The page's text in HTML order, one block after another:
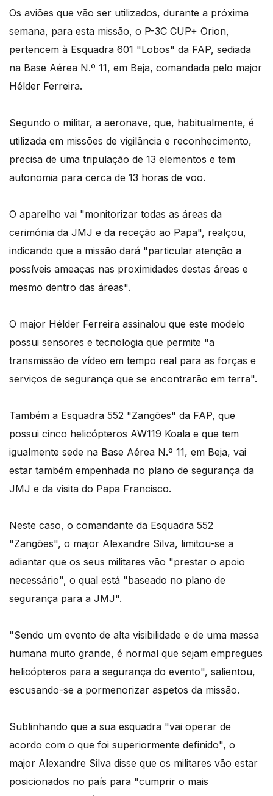
Os aviões que vão ser utilizados, durante a próxima
semana, para esta missão, o P-3C CUP+ Orion,
pertencem à Esquadra 601 "Lobos" da FAP, sediada
na Base Aérea N.º 11, em Beja, comandada pelo major
Hélder Ferreira.
Segundo o militar, a aeronave, que, habitualmente, é
utilizada em missões de vigilância e reconhecimento,
precisa de uma tripulação de 13 elementos e tem
autonomia para cerca de 13 horas de voo.
O aparelho vai "monitorizar todas as áreas da
cerimónia da JMJ e da receção ao Papa", realçou,
indicando que a missão dará "particular atenção a
possíveis ameaças nas proximidades destas áreas e
mesmo dentro das áreas".
O major Hélder Ferreira assinalou que este modelo
possui sensores e tecnologia que permite "a
transmissão de vídeo em tempo real para as forças e
serviços de segurança que se encontrarão em terra".
Também a Esquadra 552 "Zangões" da FAP, que
possui cinco helicópteros AW119 Koala e que tem
igualmente sede na Base Aérea N.º 11, em Beja, vai
estar também empenhada no plano de segurança da
JMJ e da visita do Papa Francisco.
Neste caso, o comandante da Esquadra 552
"Zangões", o major Alexandre Silva, limitou-se a
adiantar que os seus militares vão "prestar o apoio
necessário", o qual está "baseado no plano de
segurança para a JMJ".
"Sendo um evento de alta visibilidade e de uma massa
humana muito grande, é normal que sejam empregues
helicópteros para a segurança do evento", salientou,
escusando-se a pormenorizar aspetos da missão.
Sublinhando que a sua esquadra "vai operar de
acordo com o que foi superiormente definido", o
major Alexandre Silva disse que os militares vão estar
posicionados no país para "cumprir o mais